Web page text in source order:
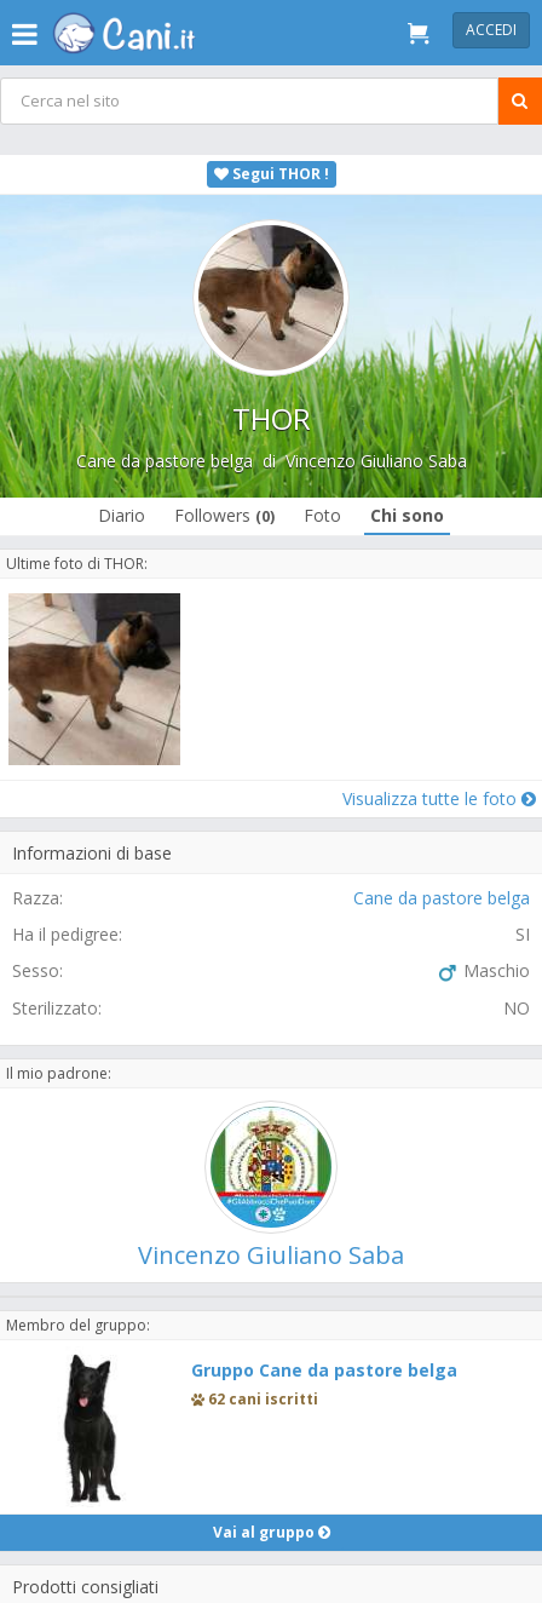
ACCEDI
Segui THOR !
THOR
Cane da pastore belgadiVincenzo Giuliano Saba
Diario Followers (0) Foto Chi sono
Ultime foto di THOR:
Visualizza tutte le foto
Informazioni di base
Razza:
Cane da pastore belga
Ha il pedigree:
SI
Sesso:
Maschio
Sterilizzato:
NO
Il mio padrone:
Vincenzo Giuliano Saba
Membro del gruppo:
Gruppo Cane da pastore belga
62 cani iscritti
Vai al gruppo
Prodotti consigliati